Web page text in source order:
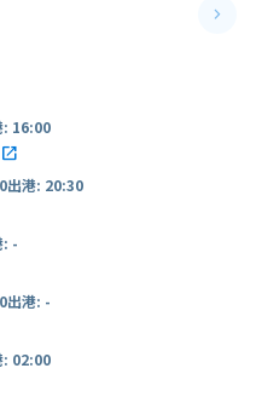
keyboard_arrow_right
: 16:00
open_in_new
出港: 20:30
: -
出港: -
: 02:00